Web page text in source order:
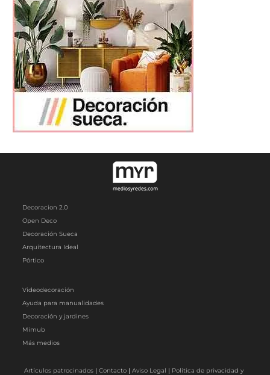
Decoracion 2.0
Open Deco
Decoración Sueca
Arquitectura Ideal
Pórtico
Videodecoración
Ayuda para manualidades
Decoración y jardines
Mimub
Más medios
Artículos patrocinados |Contacto |Aviso Legal | Política de privacidad y